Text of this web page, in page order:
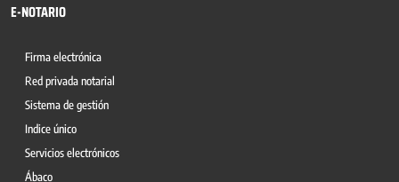
E-NOTARIO
Firma electrónica
Red privada notarial
Sistema de gestión
Indice único
Servicios electrónicos
Ábaco